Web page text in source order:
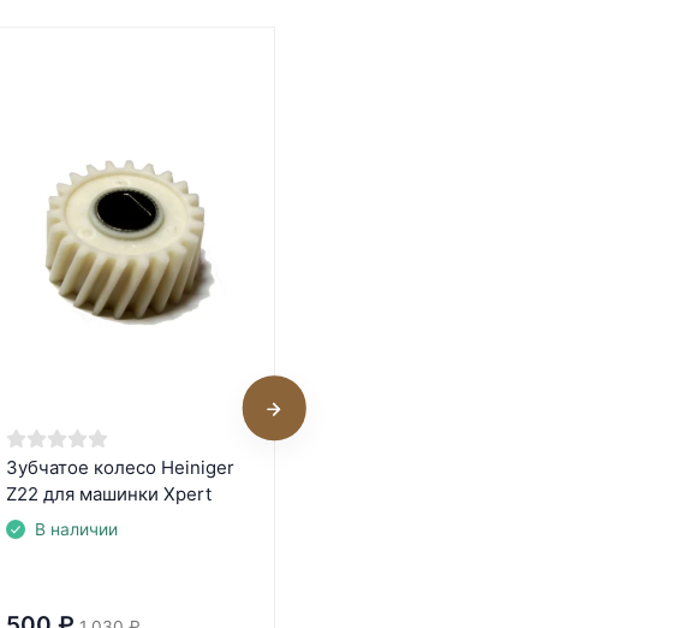
Зубчатое колесо Heiniger
Z22 для машинки Xpert
В наличии